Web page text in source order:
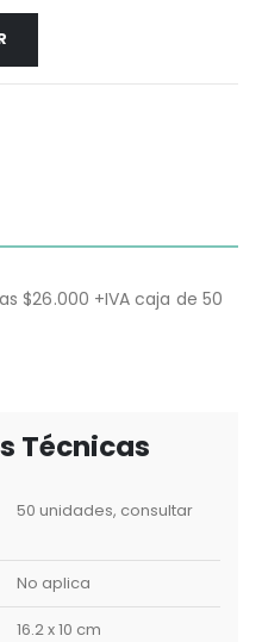
$26.000 +IVA caja de 50
Técnicas
50 unidades, consultar
No aplica
16.2 x 10 cm